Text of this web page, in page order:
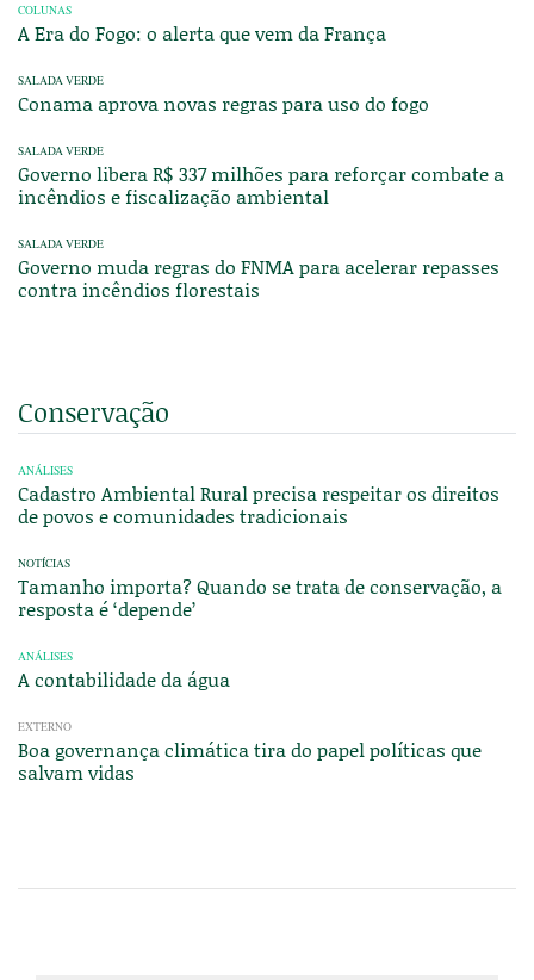
COLUNAS
A Era do Fogo: o alerta que vem da França
SALADA VERDE
Conama aprova novas regras para uso do fogo
SALADA VERDE
Governo libera R$ 337 milhões para reforçar combate a
incêndios e fiscalização ambiental
SALADA VERDE
Governo muda regras do FNMA para acelerar repasses
contra incêndios florestais
Conservação
ANÁLISES
Cadastro Ambiental Rural precisa respeitar os direitos
de povos e comunidades tradicionais
NOTÍCIAS
Tamanho importa? Quando se trata de conservação, a
resposta é ‘depende’
ANÁLISES
A contabilidade da água
EXTERNO
Boa governança climática tira do papel políticas que
salvam vidas